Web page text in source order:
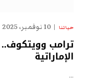
حياتنا 10 نوفمبر، 2025
ترامب
الإماراتية
…